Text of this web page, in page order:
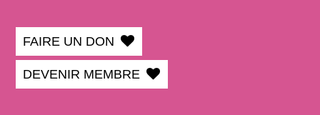
FAIRE UN DON
DEVENIR MEMBRE